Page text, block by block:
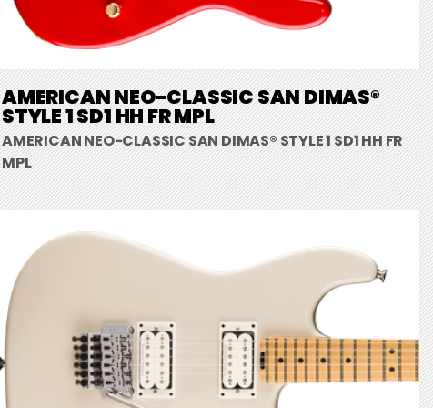
AMERICAN NEO-CLASSIC SAN DIMAS®
STYLE 1 SD1 HH FR MPL
AMERICAN NEO-CLASSIC SAN DIMAS® STYLE 1 SD1 HH FR
MPL